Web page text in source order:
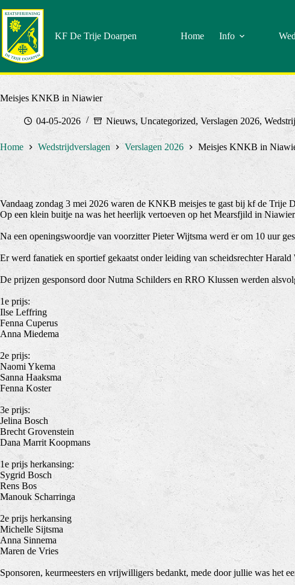
naar
artikel
KF De Trije Doarpen
Home Info
Meisjes KNKB in Niawier
04-05-2026 Nieuws,Uncategorized, Verslagen 2026,
Home Wedstrijdverslagen Verslagen 2026 Meisjes KNKB in
Vandaag zondag 3 mei 2026 waren de KNKB meisjes te gast bij kf de Trije
Op een klein buitje na was het heerlijk vertoeven op het Mearsfjild in
Na een openingswoordje van voorzitter Pieter Wijtsma werd er om 10 uur
Er werd fanatiek en sportief gekaatst onder leiding van scheidsrechter
De prijzen gesponsord door Nutma Schilders en RRO Klussen werden
1e prijs:
Ilse Leffring
Fenna Cuperus
Anna Miedema
2e prijs:
Naomi Ykema
Sanna Haaksma
Fenna Koster
3e prijs:
Jelina Bosch
Brecht Grovenstein
Dana Marrit Koopmans
1e prijs herkansing:
Sygrid Bosch
Rens Bos
Manouk Scharringa
2e prijs herkansing
Michelle Sijtsma
Anna Sinnema
Maren de Vries
Sponsoren, keurmeesters en vrijwilligers bedankt, mede door jullie was het